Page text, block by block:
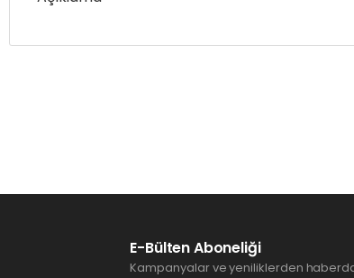
E-Bülten Aboneliği
Kampanyalar ve yeniliklerden